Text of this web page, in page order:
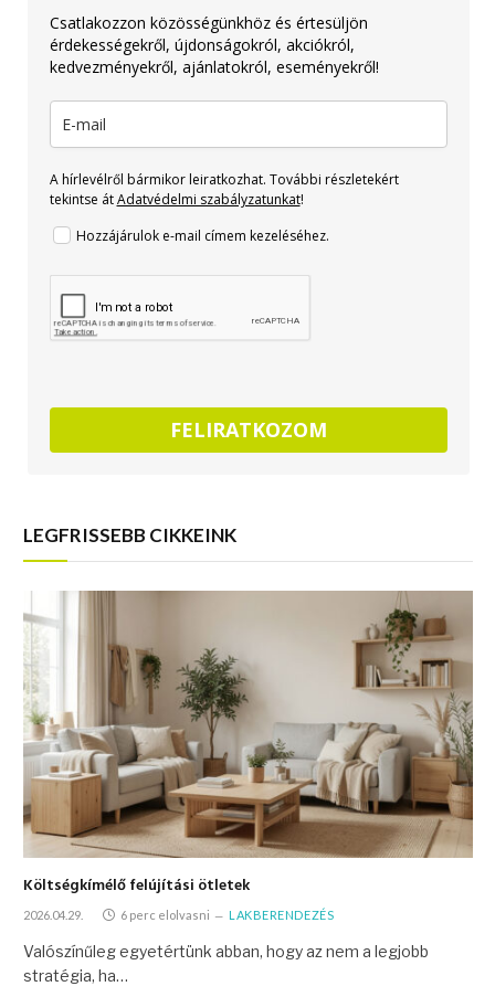
Csatlakozzon közösségünkhöz és értesüljön
érdekességekről, újdonságokról, akciókról,
kedvezményekről, ajánlatokról, eseményekről!
A hírlevélről bármikor leiratkozhat. További részletekért
tekintse átAdatvédelmi szabályzatunkat!
Hozzájárulok e-mail címem kezeléséhez.
FELIRATKOZOM
LEGFRISSEBB CIKKEINK
Költségkímélő felújítási ötletek
2026.04.29. 6 perc elolvasni LAKBERENDEZÉS
Valószínűleg egyetértünk abban, hogy az nem a legjobb
stratégia, ha…